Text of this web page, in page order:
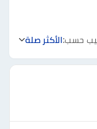
حسب:الأكثر صلة